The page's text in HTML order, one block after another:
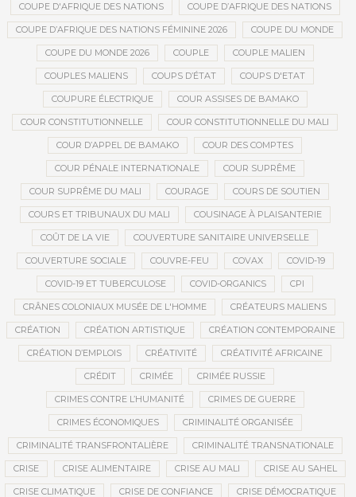
COUPE D'AFRIQUE DES NATIONS COUPE D’AFRIQUE DES NATIONS
COUPE D’AFRIQUE DES NATIONS FÉMININE 2026 COUPE DU MONDE
COUPE DU MONDE 2026 COUPLE COUPLE MALIEN
COUPLES MALIENS COUPS D’ÉTAT COUPS D'ETAT
COUPURE ÉLECTRIQUE COUR ASSISES DE BAMAKO
COUR CONSTITUTIONNELLE COUR CONSTITUTIONNELLE DU MALI
COUR D’APPEL DE BAMAKO COUR DES COMPTES
COUR PÉNALE INTERNATIONALE COUR SUPRÊME
COUR SUPRÊME DU MALI COURAGE COURS DE SOUTIEN
COURS ET TRIBUNAUX DU MALI COUSINAGE À PLAISANTERIE
COÛT DE LA VIE COUVERTURE SANITAIRE UNIVERSELLE
COUVERTURE SOCIALE COUVRE-FEU COVAX COVID-19
COVID-19 ET TUBERCULOSE COVID-ORGANICS CPI
CRÂNES COLONIAUX MUSÉE DE L'HOMME CRÉATEURS MALIENS
CRÉATION CRÉATION ARTISTIQUE CRÉATION CONTEMPORAINE
CRÉATION D’EMPLOIS CRÉATIVITÉ CRÉATIVITÉ AFRICAINE
CRÉDIT CRIMÉE CRIMÉE RUSSIE
CRIMES CONTRE L’HUMANITÉ CRIMES DE GUERRE
CRIMES ÉCONOMIQUES CRIMINALITÉ ORGANISÉE
CRIMINALITÉ TRANSFRONTALIÈRE CRIMINALITÉ TRANSNATIONALE
CRISE CRISE ALIMENTAIRE CRISE AU MALI CRISE AU SAHEL
CRISE CLIMATIQUE CRISE DE CONFIANCE CRISE DÉMOCRATIQUE